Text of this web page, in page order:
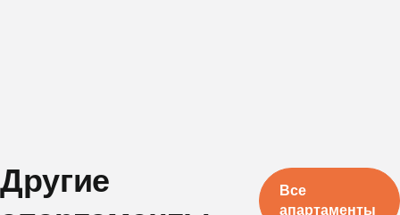
Другие
Все
апартаменты